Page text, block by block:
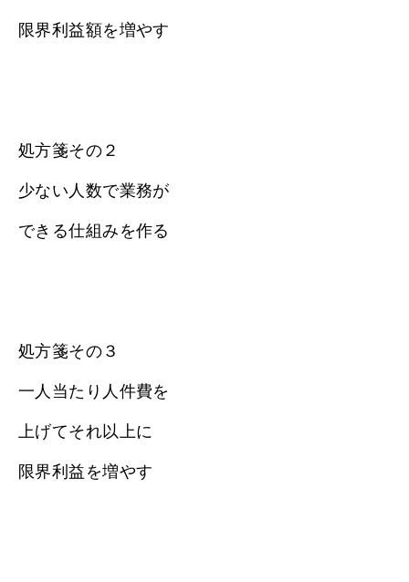
限界利益額を増やす
処方箋その２
少ない人数で業務が
できる仕組みを作る
処方箋その３
一人当たり人件費を
上げてそれ以上に
限界利益を増やす